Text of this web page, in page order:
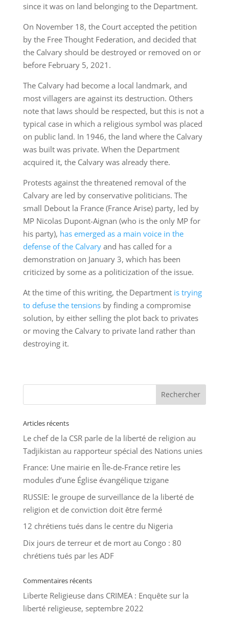
since it was on land belonging to the Department.
On November 18, the Court accepted the petition
by the Free Thought Federation, and decided that
the Calvary should be destroyed or removed on or
before February 5, 2021.
The Calvary had become a local landmark, and
most villagers are against its destruction. Others
note that laws should be respected, but this is not a
typical case in which a religious symbol was placed
on public land. In 1946, the land where the Calvary
was built was private. When the Department
acquired it, the Calvary was already there.
Protests against the threatened removal of the
Calvary are led by conservative politicians. The
small Debout la France (France Arise) party, led by
MP Nicolas Dupont-Aignan (who is the only MP for
his party), has emerged as a main voice in the
defense of the Calvaryand has called for a
demonstration on January 3, which has been
criticized by some as a politicization of the issue.
At the time of this writing, the Department is trying
to defuse the tensionsby finding a compromise
solution, by either selling the plot back to privates
or moving the Calvary to private land rather than
destroying it.
Articles récents
Le chef de la CSR parle de la liberté de religion au
Tadjikistan au rapporteur spécial des Nations unies
France: Une mairie en Île-de-France retire les
modules d’une Église évangélique tzigane
RUSSIE: le groupe de surveillance de la liberté de
religion et de conviction doit être fermé
12 chrétiens tués dans le centre du Nigeria
Dix jours de terreur et de mort au Congo : 80
chrétiens tués par les ADF
Commentaires récents
Liberte Religieusedans CRIMEA : Enquête sur la
liberté religieuse, septembre 2022